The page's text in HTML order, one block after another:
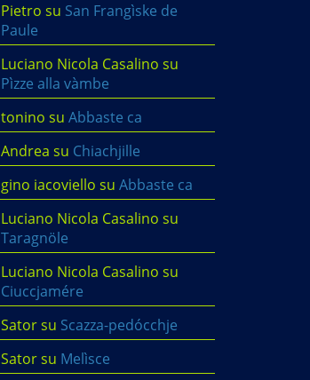
Pietro su San Frangìske de
Paule
Luciano Nicola Casalino su
Pìzze alla vàmbe
tonino su Abbaste ca
Andrea su Chiachjille
gino iacoviello su Abbaste ca
Luciano Nicola Casalino su
Taragnöle
Luciano Nicola Casalino su
Ciuccjamére
Satorsu Scazza-pedócchje
Satorsu Melìsce